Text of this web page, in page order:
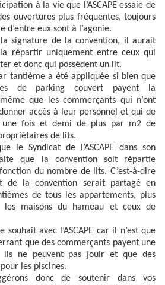
à la vie que l’ASCAPE essaie de
ouvertures plus fréquentes, toujours
d’entre eux sont à l’agonie.
signature de la convention, il aurait
répartir uniquement entre ceux qui
et donc qui possèdent un lit.
tantième a été appliquée si bien que
de parking couvert payent la
que les commerçants qui n’ont
accès à leur personnel et qui de
une fois et demi de plus par m2 de
de lits.
le Syndicat de l’ASCAPE dans son
que la convention soit répartie
du nombre de lits. C’est-à-dire
de la convention serait partagé en
de tous les appartements, plus
les maisons du hameau et ceux de
souhait avec l’ASCAPE car il n’est que
que des commerçants payent une
ils ne peuvent pas jouir et que des
les piscines.
donc de soutenir dans vos